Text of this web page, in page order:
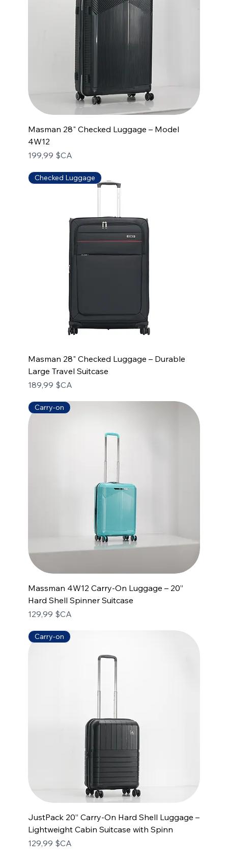
Masman 28" Checked Luggage – Model
4W12
Prix
199,99 $CA
Checked Luggage
Masman 28" Checked Luggage – Durable
Large Travel Suitcase
Prix
189,99 $CA
Carry-on
Massman 4W12 Carry-On Luggage – 20”
Hard Shell Spinner Suitcase
Prix
129,99 $CA
Carry-on
JustPack 20” Carry-On Hard Shell Luggage –
Lightweight Cabin Suitcase with Spinn
Prix
129,99 $CA